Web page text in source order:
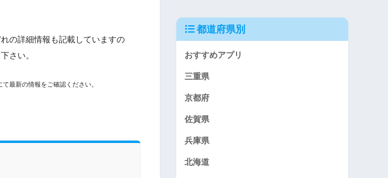
の詳細情報も記載していますの
さい。
最新の情報をご確認ください。
都道府県別
おすすめアプリ
三重県
京都府
佐賀県
兵庫県
北海道